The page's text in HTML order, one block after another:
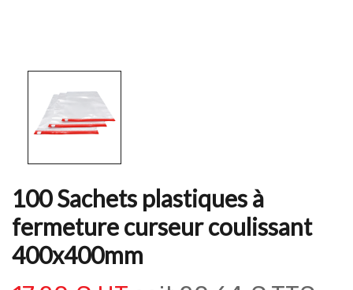
100 Sachets plastiques à
fermeture curseur coulissant
400x400mm